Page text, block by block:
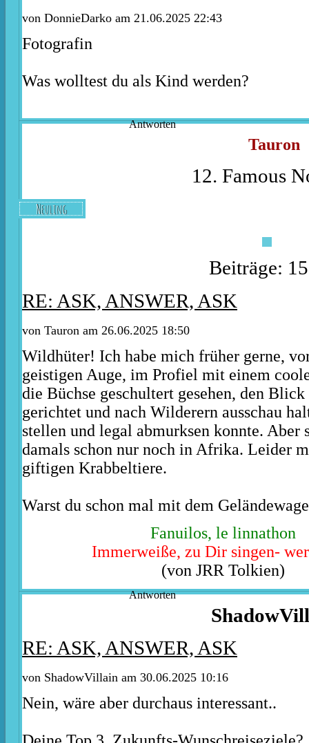
von DonnieDarko am 21.06.2025 22:43
Fotografin
Was wolltest du als Kind werden?
Antworten
Tauron
12. Famous
Neuling
Beiträge:
RE: ASK, ANSWER, ASK
von Tauron am 26.06.2025 18:50
Wildhüter! Ich habe mich früher gerne,
geistigen Auge, im Profiel mit einem
die Büchse geschultert gesehen, den
gerichtet und nach Wilderern ausschau
stellen und legal abmurksen konnte. Aber
damals schon nur noch in Afrika. Leider
giftigen Krabbeltiere.
Warst du schon mal mit dem
Fanuilos, le linnathon
Immerweiße, zu Dir singen-
(von JRR Tolkien)
Antworten
RE: ASK, ANSWER, ASK
von ShadowVillain am 30.06.2025 10:16
Nein, wäre aber durchaus interessant..